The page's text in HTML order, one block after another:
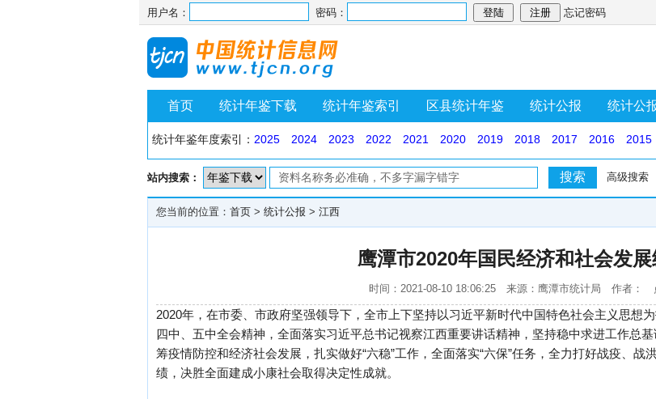
用户名： 密码： 忘记密码
首页 统计年鉴下载 统计年鉴索引 区县统计年鉴 统计公报 统计公
统计年鉴年度索引： 2025 2024 2023 2022 2021 2020 2019 2018 2017 2016 2015
站内搜索： 高级搜索
您当前的位置： 首页 > 统计公报 > 江西
鹰潭市2020年国民经济和社会发
时间：2021-08-10 18:06:25 来源：鹰潭市统计局 作者：
2020年，在市委、市政府坚强领导下，全市上下坚持以习近平新时代中国特色社会主义思想
四中、五中全会精神，全面落实习近平总书记视察江西重要讲话精神，坚持稳中求进工作总
筹疫情防控和经济社会发展，扎实做好“六稳”工作，全面落实“六保”任务，全力打好战疫、
绩，决胜全面建成小康社会取得决定性成就。